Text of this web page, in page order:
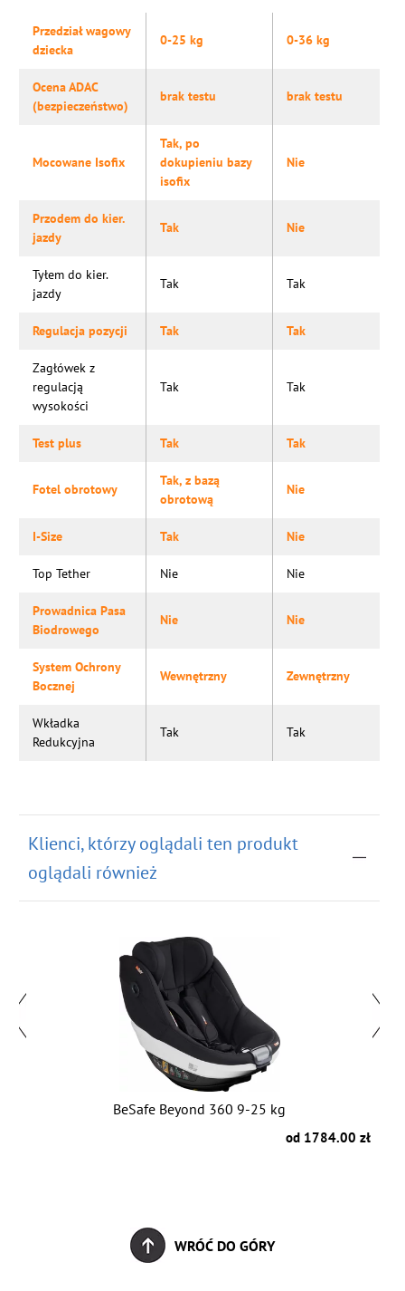
Przedział wagowy
dziecka
0-25 kg 0-36 kg
Ocena ADAC
(bezpieczeństwo)
brak testu brak testu
Mocowane Isofix
Tak, po
dokupieniu bazy
isofix
Nie
Przodem do kier.
jazdy
Tak Nie
Tyłem do kier.
jazdy
Tak Tak
Regulacja pozycji Tak Tak
Zagłówek z
regulacją
wysokości
Tak Tak
Test plus Tak Tak
Fotel obrotowy
Tak, z bazą
obrotową
Nie
I-Size Tak Nie
Top Tether Nie Nie
Prowadnica Pasa
Biodrowego
Nie Nie
System Ochrony
Bocznej
Wewnętrzny Zewnętrzny
Wkładka
Redukcyjna
Tak Tak
Klienci, którzy oglądali ten produkt
oglądali również
BeSafe Beyond 360 9-25 kg
od 1784.00 zł
WRÓĆ DO GÓRY